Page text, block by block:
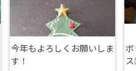
今年もよろしくお願いしま
す！
ボ